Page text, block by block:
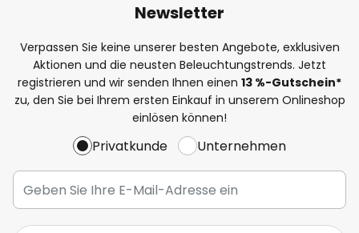
Newsletter
Verpassen Sie keine unserer besten Angebote, exklusiven
Aktionen und die neusten Beleuchtungstrends. Jetzt
registrieren und wir senden Ihnen einen 13 %-Gutschein*
zu, den Sie bei Ihrem ersten Einkauf in unserem Onlineshop
einlösen können!
Privatkunde Unternehmen